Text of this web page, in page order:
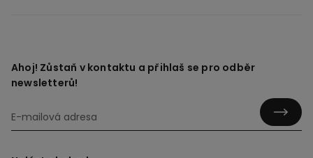
Ahoj! Zůstaň v kontaktu a přihlaš se pro odběr
newsletterů!